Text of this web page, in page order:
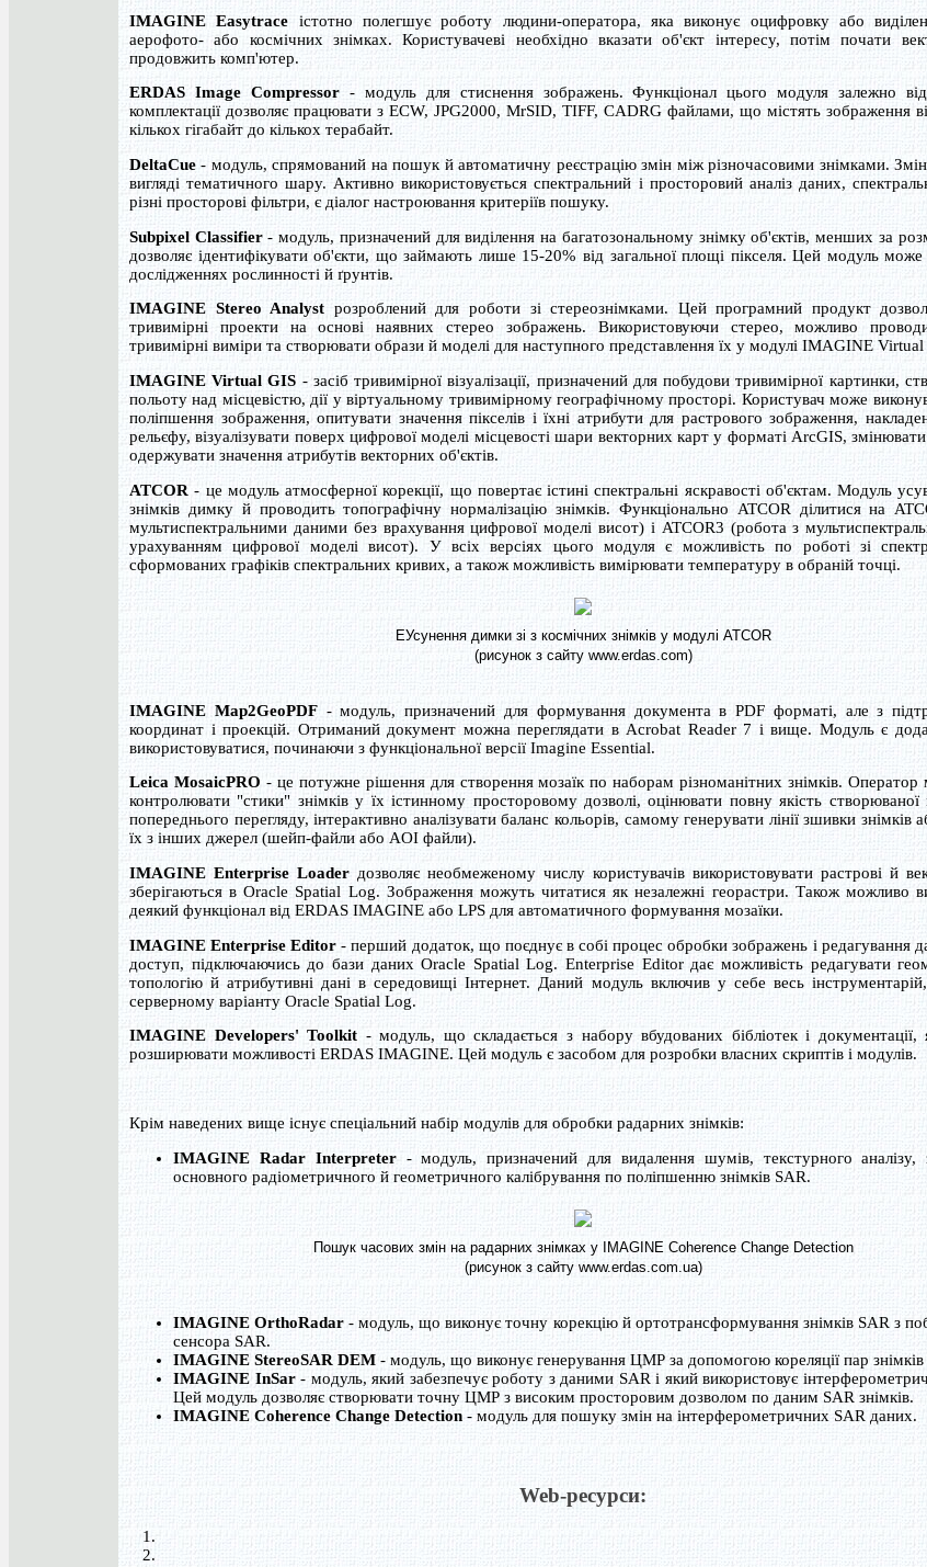
IMAGINE Easytrace істотно полегшує роботу людини-оператора, яка виконує оцифровку або
аерофото- або космічних знімках. Користувачеві необхідно вказати об'єкт інтересу, потім почати
продовжить комп'ютер.
ERDAS Image Compressor- модуль для стиснення зображень. Функціонал цього модуля залежно від
комплектації дозволяє працювати з ECW, JPG2000, MrSID, TIFF, CADRG файлами, що містять зображення
кількох гігабайт до кількох терабайт.
DeltaCue - модуль, спрямований на пошук й автоматичну реєстрацію змін між різночасовими знімками.
вигляді тематичного шару. Активно використовується спектральний і просторовий аналіз даних,
різні просторові фільтри, є діалог настроювання критеріїв пошуку.
Subpixel Classifier- модуль, призначений для виділення на багатозональному знімку об'єктів, менших за
дозволяє ідентифікувати об'єкти, що займають лише 15-20% від загальної площі пікселя. Цей модуль
дослідженнях рослинності й ґрунтів.
IMAGINE Stereo Analyst розроблений для роботи зі стереознімками. Цей програмний продукт
тривимірні проекти на основі наявних стерео зображень. Використовуючи стерео, можливо
тривимірні виміри та створювати образи й моделі для наступного представлення їх у модулі IMAGINE Virtual
IMAGINE Virtual GIS - засіб тривимірної візуалізації, призначений для побудови тривимірної картинки,
польоту над місцевістю, дії у віртуальному тривимірному географічному просторі. Користувач може
поліпшення зображення, опитувати значення пікселів і їхні атрибути для растрового зображення,
рельєфу, візуалізувати поверх цифрової моделі місцевості шари векторних карт у форматі ArcGIS,
одержувати значення атрибутів векторних об'єктів.
ATCOR - це модуль атмосферної корекції, що повертає істині спектральні яскравості об'єктам. Модуль
знімків димку й проводить топографічну нормалізацію знімків. Функціонально ATCOR ділитися на
мультиспектральними даними без врахування цифрової моделі висот) і ATCOR3 (робота з
урахуванням цифрової моделі висот). У всіх версіях цього модуля є можливість по роботі зі
сформованих графіків спектральних кривих, а також можливість вимірювати температуру в обраній точці.
EУсунення димки зі з космічних знімків у модулі ATCOR
(рисунок з сайту www.erdas.com)
IMAGINE Map2GeoPDF- модуль, призначений для формування документа в PDF форматі, але з
координат і проекцій. Отриманий документ можна переглядати в Acrobat Reader 7 і вище. Модуль є
використовуватися, починаючи з функціональної версії Imagine Essential.
Leica MosaicPRO - це потужне рішення для створення мозаїк по наборам різноманітних знімків. Оператор
контролювати "стики" знімків у їх істинному просторовому дозволі, оцінювати повну якість створюваної
попереднього перегляду, інтерактивно аналізувати баланс кольорів, самому генерувати лінії зшивки знімків
їх з інших джерел (шейп-файли або AOI файли).
IMAGINE Enterprise Loader дозволяє необмеженому числу користувачів використовувати растрові й
зберігаються в Oracle Spatial Log. Зображення можуть читатися як незалежні георастри. Також можливо
деякий функціонал від ERDAS IMAGINE або LPS для автоматичного формування мозаїки.
IMAGINE Enterprise Editor - перший додаток, що поєднує в собі процес обробки зображень і редагування
доступ, підключаючись до бази даних Oracle Spatial Log. Enterprise Editor дає можливість редагувати
топологію й атрибутивні дані в середовищі Інтернет. Даний модуль включив у себе весь
серверному варіанту Oracle Spatial Log.
IMAGINE Developers' Toolkit - модуль, що складається з набору вбудованих бібліотек і документації,
розширювати можливості ERDAS IMAGINE. Цей модуль є засобом для розробки власних скриптів і модулів.
Крім наведених вище існує спеціальний набір модулів для обробки радарних знімків:
IMAGINE Radar Interpreter- модуль, призначений для видалення шумів, текстурного аналізу,
основного радіометричного й геометричного калібрування по поліпшенню знімків SAR.
Пошук часових змін на радарних знімках у IMAGINE Coherence Change Detection
(рисунок з сайту www.erdas.com.ua)
IMAGINE OrthoRadar - модуль, що виконує точну корекцію й ортотрансформування знімків SAR з
сенсора SAR.
IMAGINE StereoSAR DEM - модуль, що виконує генерування ЦМР за допомогою кореляції пар
IMAGINE InSar- модуль, який забезпечує роботу з даними SAR і який використовує
Цей модуль дозволяє створювати точну ЦМР з високим просторовим дозволом по даним SAR знімків.
IMAGINE Coherence Change Detection - модуль для пошуку змін на інтерферометричних SAR даних.
Web-ресурси:
1.
2.